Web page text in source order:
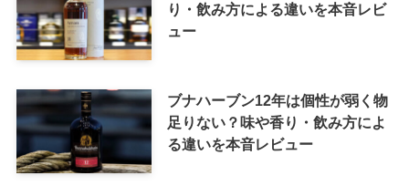
り・飲み方による違いを本音レビ
ュー
ブナハーブン12年は個性が弱く物
足りない？味や香り・飲み方によ
る違いを本音レビュー